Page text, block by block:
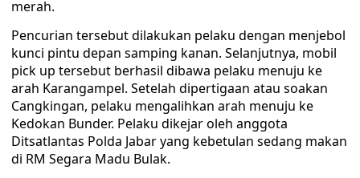
merah.
Pencurian tersebut dilakukan pelaku dengan menjebol
kunci pintu depan samping kanan. Selanjutnya, mobil
pick up tersebut berhasil dibawa pelaku menuju ke
arah Karangampel. Setelah dipertigaan atau soakan
Cangkingan, pelaku mengalihkan arah menuju ke
Kedokan Bunder. Pelaku dikejar oleh anggota
Ditsatlantas Polda Jabar yang kebetulan sedang makan
di RM Segara Madu Bulak.